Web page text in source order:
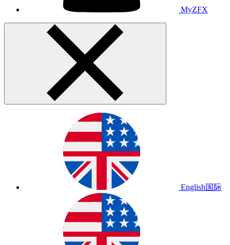
MyZFX
English国际